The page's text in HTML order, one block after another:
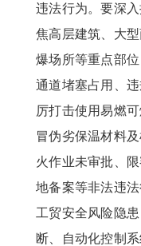
违法行为。要深
焦高层建筑、大
爆场所等重点部
通道堵塞占用、
厉打击使用易燃
冒伪劣保温材料
火作业未审批、
地备案等非法违
工贸安全风险隐
断、自动化控制